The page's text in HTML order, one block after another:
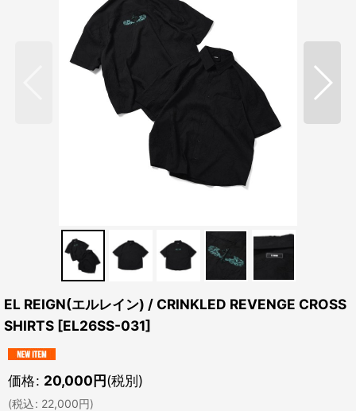
EL REIGN(エルレイン) / CRINKLED REVENGE CROSS
SHIRTS [EL26SS-031]
価格: 20,000円(税別)
(税込: 22,000円)